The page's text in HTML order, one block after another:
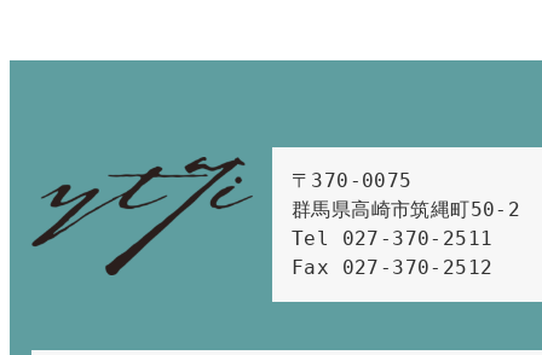
〒370-0075
群馬県高崎市筑縄町50-2
Tel 027-370-2511
Fax 027-370-2512